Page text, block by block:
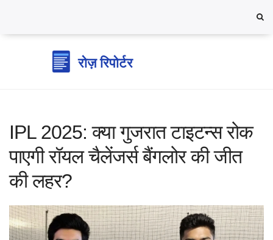
IPL 2025: क्या गुजरात टाइटन्स रोक
पाएगी रॉयल चैलेंजर्स बैंगलोर की जीत
की लहर?